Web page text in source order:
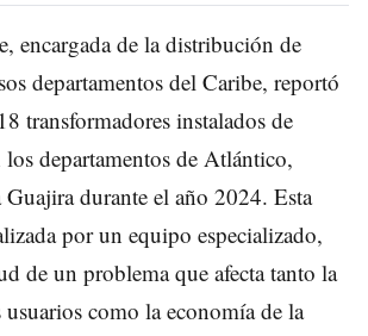
encargada de la distribución de
departamentos del Caribe, reportó
transformadores instalados de
departamentos de Atlántico,
durante el año 2024. Esta
por un equipo especializado,
de un problema que afecta tanto la
como la economía de la